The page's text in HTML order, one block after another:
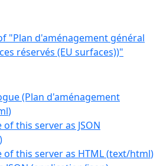
"Plan d'aménagement général
réservés (EU surfaces))"
(Plan d'aménagement
)
this server as JSON
)
this server as HTML(text/html)